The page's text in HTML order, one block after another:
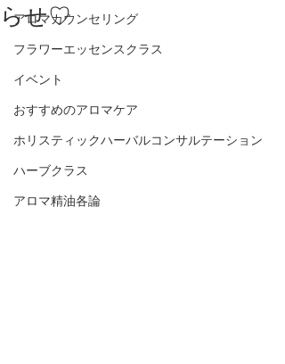
アロマカウンセリング
フラワーエッセンスクラス
イベント
おすすめのアロマケア
ホリスティックハーバルコンサルテーション
ハーブクラス
アロマ精油各論
らせ♡